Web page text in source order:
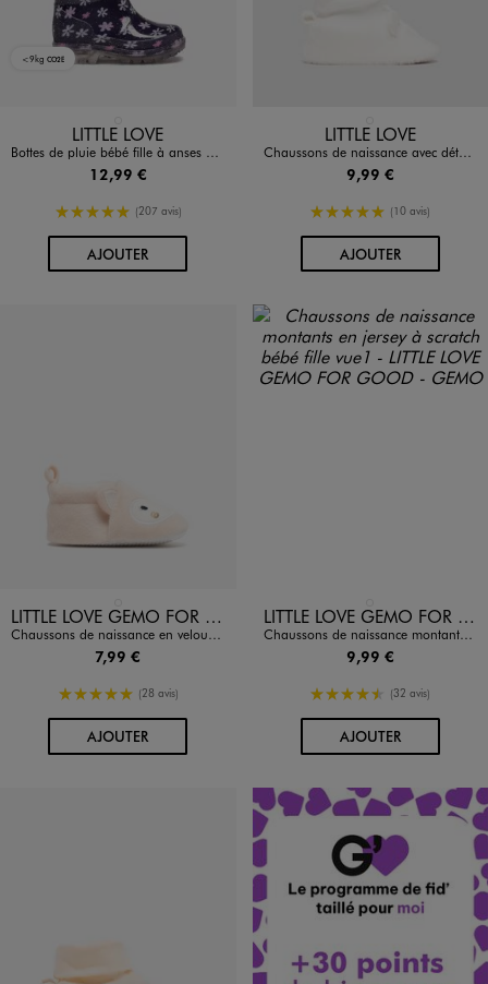
<9kg CO2E
Disponible en 1 coloris
LITTLE LOVE
Bottes de pluie bébé fille à anses et semelle lumineuse motif fleuri
12,99 €
5/5 de moyenne
(207 avis)
AJOUTERAU PANIER
Disponible en 1 coloris
LITTLE LOVE
Chaussons de naissance avec détails en relief bébé fille
9,99 €
5/5 de moyenne
(10 avis)
AJOUTERAU PANIER
Disponible en 1 coloris LITTLE LOVE GEMO FOR GOOD
Chaussons de naissance en velours motif animal brodé bébé
7,99 €
5/5 de moyenne
(28 avis)
AJOUTERAU PANIER
Disponible en 1 coloris LITTLE LOVE GEMO FOR GOOD
Chaussons de naissance montants en jersey à scratch bébé fille
9,99 €
4.5/5 de moyenne
(32 avis)
AJOUTERAU PANIER